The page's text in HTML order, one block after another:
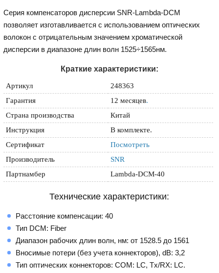
Серия компенсаторов дисперсии SNR-Lambda-DCM
позволяет изготавливается с использованием оптических
волокон с отрицательным значением хроматической
дисперсии в диапазоне длин волн 1525÷1565нм.
Краткие характеристики:
Артикул
248363
Гарантия
12 месяцев.
Страна производства
Китай
Инструкция
В комплекте.
Сертификат
Посмотреть
Производитель
SNR
Партнамбер
Lambda-DCM-40
Технические характеристики:
Расстояние компенсации: 40
Тип DCM: Fiber
Диапазон рабочих длин волн, нм: от 1528.5 до 1561
Вносимые потери (без учета коннекторов), dB: 3,2
Тип оптических коннекторов: COM: LC, Tx/RX: LC.